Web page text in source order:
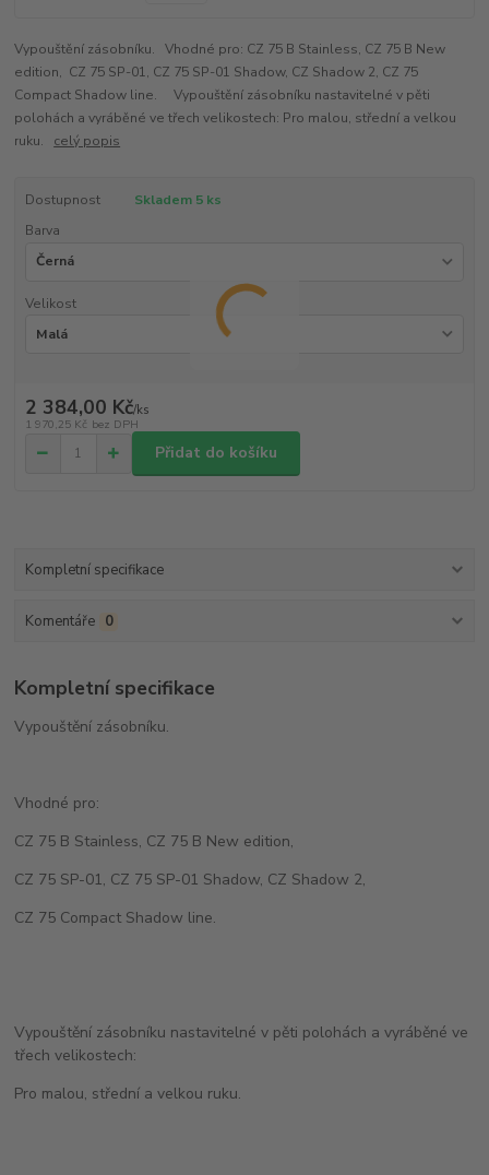
Vypouštění zásobníku. Vhodné pro: CZ 75 B Stainless, CZ 75 B New
edition, CZ 75 SP-01, CZ 75 SP-01 Shadow, CZ Shadow 2, CZ 75
Compact Shadow line. Vypouštění zásobníku nastavitelné v pěti
polohách a vyráběné ve třech velikostech: Pro malou, střední a velkou
ruku. celý popis
Dostupnost
Skladem 5 ks
Barva
Velikost
2 384,00 Kč/ks
1 970,25 Kč bez DPH
Přidat do košíku
Kompletní specifikace
Komentáře 0
Kompletní specifikace
Vypouštění zásobníku.
Vhodné pro:
CZ 75 B Stainless, CZ 75 B New edition,
CZ 75 SP-01, CZ 75 SP-01 Shadow, CZ Shadow 2,
CZ 75 Compact Shadow line.
Vypouštění zásobníku nastavitelné v pěti polohách a vyráběné ve
třech velikostech:
Pro malou, střední a velkou ruku.